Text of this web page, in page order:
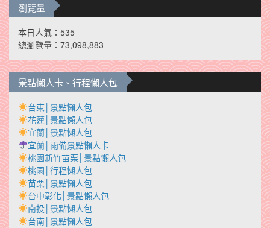
瀏覽量
本日人氣：535
總瀏覽量：73,098,883
景點懶人卡、行程懶人包
台東│景點懶人包
花蓮│景點懶人包
宜蘭│景點懶人包
宜蘭│雨備景點懶人卡
桃園新竹苗栗│景點懶人包
桃園│行程懶人包
苗栗│景點懶人包
台中彰化│景點懶人包
南投│景點懶人包
台南│景點懶人包